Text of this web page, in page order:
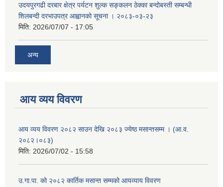
उदयपुरगढी दरबार क्षेत्र पर्यटन शुल्क सङ्कलन ठेक्का बन्दोबस्ती सम्बन्धी
शिलबन्दी दरभाउपत्र आह्वानको सूचना । २०८३-०३-२३
मिति: 2026/07/07 - 17:05
अन्य
आय व्यय विवरण
आय व्यय विवरण २०८२ साउन देखि २०८३ ज्येष्ठ मसान्तसम्म । (आ.व.
२०८२।०८३)
मिति: 2026/07/02 - 15:58
उ.गा.पा. को २०८२ कार्तिक मसान्त सम्मको आयव्याय विवरण